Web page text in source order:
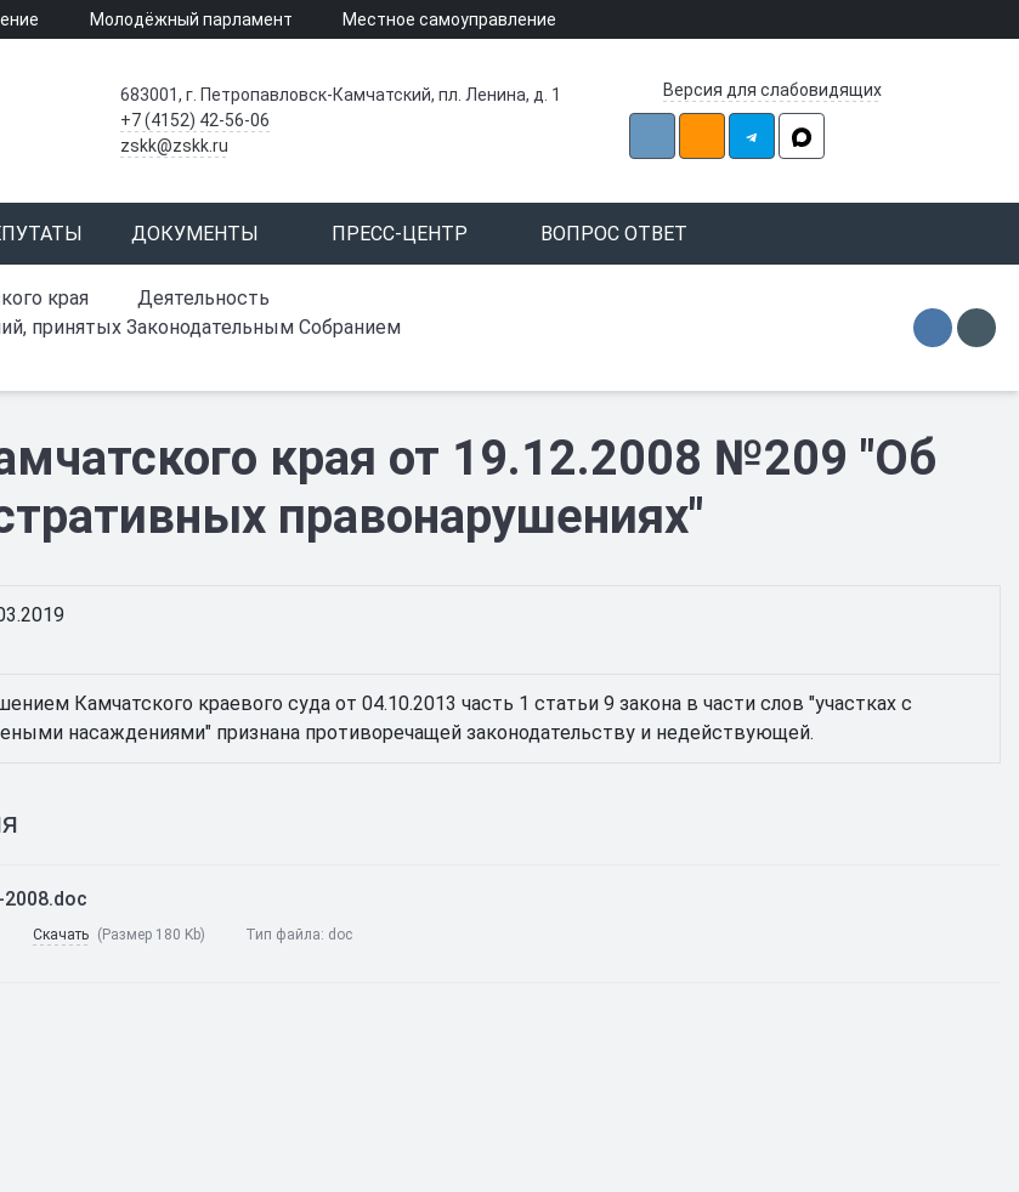
Молодёжный парламент Местное самоуправление
683001, г. Петропавловск-Камчатский, пл. Ленина, д. 1
+7 (4152) 42-56-06
zskk@zskk.ru
Версия для слабовидящих
ДОКУМЕНТЫ ПРЕСС-ЦЕНТР ВОПРОС ОТВЕТ
края
Деятельность
принятых Законодательным Собранием
края от 19.12.2008 №209 "Об
правонарушениях"
Камчатского краевого суда от 04.10.2013 часть 1 статьи 9 закона в части слов "участках с
насаждениями" признана противоречащей законодательству и недействующей.
Скачать (Размер 180 Kb) Тип файла: doc